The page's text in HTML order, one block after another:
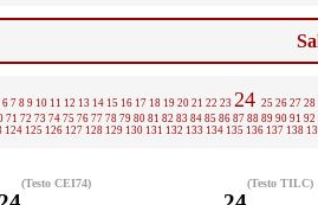
6 7 8 9 10 11 12 13 14 15 16 17 18 19 20 21 22 23 24 25 26 27 28
71 72 73 74 75 76 77 78 79 80 81 82 83 84 85 86 87 88 89 90 91 92
124 125 126 127 128 129 130 131 132 133 134 135 136 137 138
(Testo CEI74) (Testo TILC)